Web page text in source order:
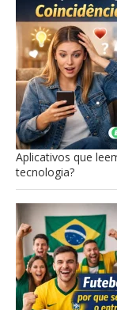
Aplicativos que
tecnologia?